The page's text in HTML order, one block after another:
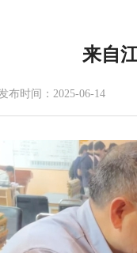
来自
布时间：2025-06-14